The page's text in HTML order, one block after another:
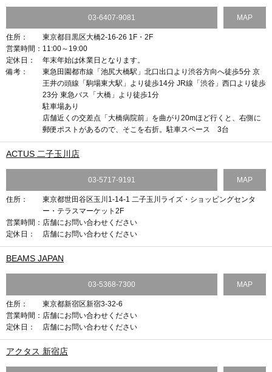
03-6407-9081 MAP
住所：
東京都目黒区大橋2-16-26 1F・2F
営業時間： 11:00～19:00
定休日：
年末年始は休業日となります。
備考：
東急田園都市線「池尻大橋駅」北口出口より渋谷方向へ徒歩5分 京
王井の頭線「駒場東大駅」より徒歩14分 JR線「渋谷」西口より徒歩
23分 東急バス「大橋」より徒歩1分
駐車場あり
店舗近くの交差点「大橋病院前」を曲がり20mほど行くと、右側に
郵便ポストがあるので、そこを右折。駐車スペース 3台
ACTUS 二子玉川店
03-5717-9191 MAP
住所：
東京都世田谷区玉川1-14-1 二子玉川ライズ・ショッピングセンタ
ー・テラスマーケット2F
営業時間： 店舗にお問い合わせください
定休日：
店舗にお問い合わせください
BEAMS JAPAN
03-5368-7300 MAP
住所：
東京都新宿区新宿3-32-6
営業時間： 店舗にお問い合わせください
定休日：
店舗にお問い合わせください
アクタス 新宿店